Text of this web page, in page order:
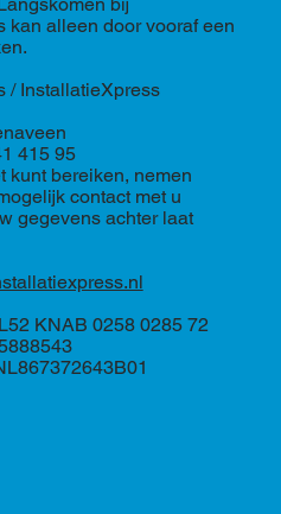
kan alleen door vooraf een
/ InstallatieXpress
415 95
kunt bereiken, nemen
contact met u
gegevens achter laat
KNAB 0258 0285 72